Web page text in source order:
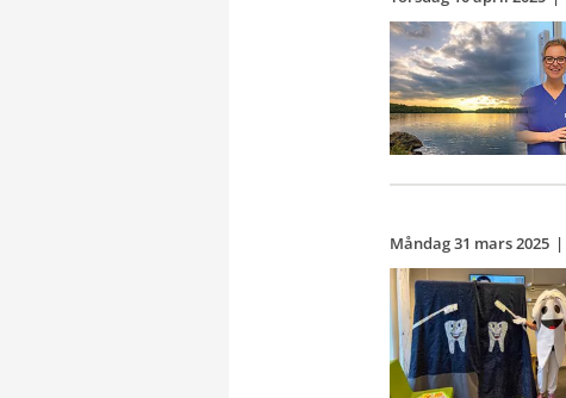
Måndag 31 mars 2025 |